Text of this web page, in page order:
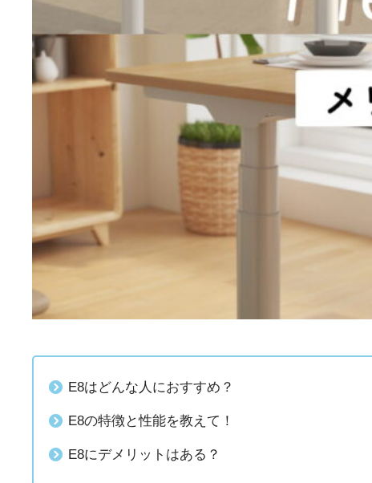
E8はどんな人におすすめ？
E8の特徴と性能を教えて！
E8にデメリットはある？